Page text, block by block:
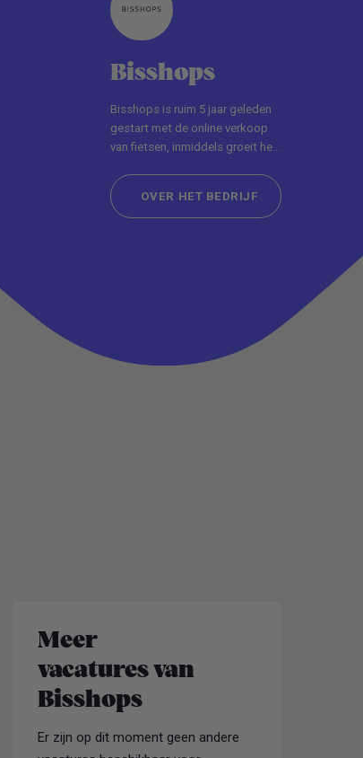
Bisshops
Bisshops is ruim 5 jaar geleden
gestart met de online verkoop
van fietsen, inmiddels groeit het
OVER HET BEDRIJF
Meer
vacatures van
Bisshops
Er zijn op dit moment geen andere